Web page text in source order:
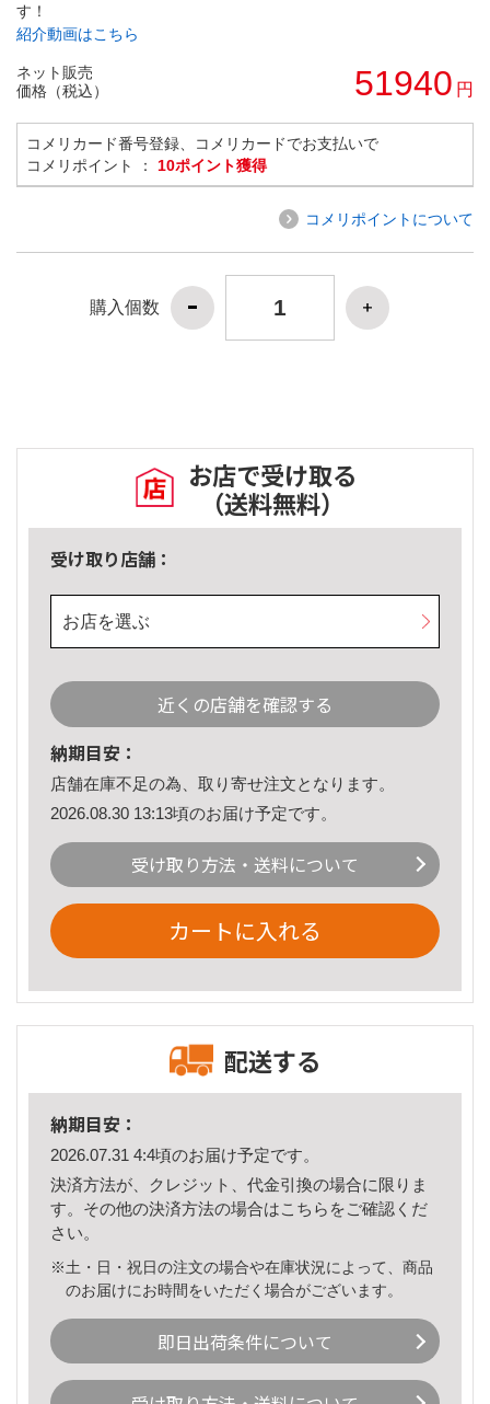
す！
紹介動画はこちら
ネット販売
価格（税込）
51940 円
コメリカード番号登録、コメリカードでお支払いで
コメリポイント ： 10ポイント獲得
コメリポイントについて
購入個数
お店で受け取る
（送料無料）
受け取り店舗：
お店を選ぶ
近くの店舗を確認する
納期目安：
店舗在庫不足の為、取り寄せ注文となります。
2026.08.30 13:13頃のお届け予定です。
受け取り方法・送料について
カートに入れる
配送する
納期目安：
2026.07.31 4:4頃のお届け予定です。
決済方法が、クレジット、代金引換の場合に限りま
す。その他の決済方法の場合はこちら をご確認くだ
さい。
※土・日・祝日の注文の場合や在庫状況によって、商品
のお届けにお時間をいただく場合がございます。
即日出荷条件について